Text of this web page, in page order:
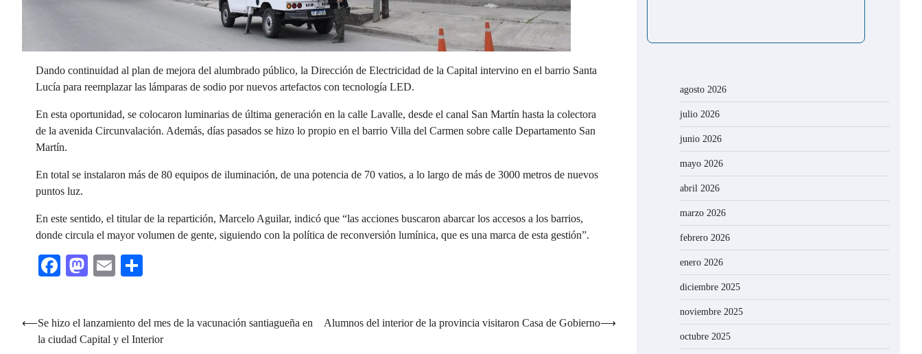
Dando continuidad al plan de mejora del alumbrado público, la Dirección de Electricidad de la Capital intervino en el barrio Santa
Lucía para reemplazar las lámparas de sodio por nuevos artefactos con tecnología LED.
En esta oportunidad, se colocaron luminarias de última generación en la calle Lavalle, desde el canal San Martín hasta la colectora
de la avenida Circunvalación. Además, días pasados se hizo lo propio en el barrio Villa del Carmen sobre calle Departamento San
Martín.
En total se instalaron más de 80 equipos de iluminación, de una potencia de 70 vatios, a lo largo de más de 3000 metros de nuevos
puntos luz.
En este sentido, el titular de la repartición, Marcelo Aguilar, indicó que “las acciones buscaron abarcar los accesos a los barrios,
donde circula el mayor volumen de gente, siguiendo con la política de reconversión lumínica, que es una marca de esta gestión”.
Facebook
Mastodon
Email
Navegación
⟵Se hizo el lanzamiento del mes de la vacunación santiagueña en
la ciudad Capital y el Interior
Alumnos del interior de la provincia visitaron Casa de Gobierno⟶
agosto 2026
julio 2026
junio 2026
mayo 2026
abril 2026
marzo 2026
febrero 2026
enero 2026
diciembre 2025
noviembre 2025
octubre 2025